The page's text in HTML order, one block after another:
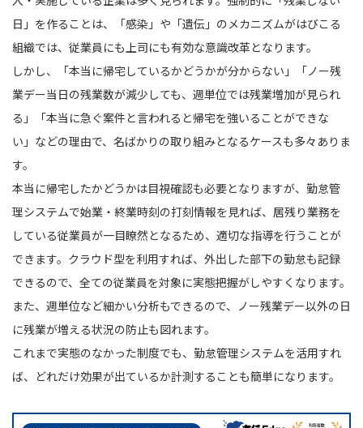
日」を作ることは、「感染」や「遺伝」のメカニズムがはびこる
組織では、従業員にも上司にも有効な意識改革となります。
しかし、「本当に帰宅しているかどうかが分からない」「ノー残
業デー当日の残業数が減少しても、週単位では残業増加が見られ
る」「本当に急ぐ案件と言われると帰宅を強いることができな
い」などの理由で、名ばかりの取り組みとなるケースも多々ありま
す。
本当に帰宅したかどうかは目視確認も必要となりますが、勤怠管
理システムで始業・終業時刻の打刻情報を見れば、居残り業務を
している従業員が一目瞭然となるため、適切な指導を行うことが
できます。クラウド型を利用すれば、外出した部下の勤怠も記録
できるので、全ての従業員を対象に実態把握がしやすくなります。
また、週単位など細かい分析もできるので、ノー残業デー以外の日
に残業が増える状況の防止も図れます。
これまで実態のなかった制度でも、勤怠管理システムを活用すれ
ば、どれだけ効果が出ているか計測することも簡単になります。